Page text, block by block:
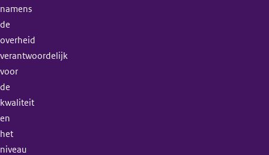
namens
de
overheid
verantwoordelijk
voor
de
kwaliteit
en
het
niveau